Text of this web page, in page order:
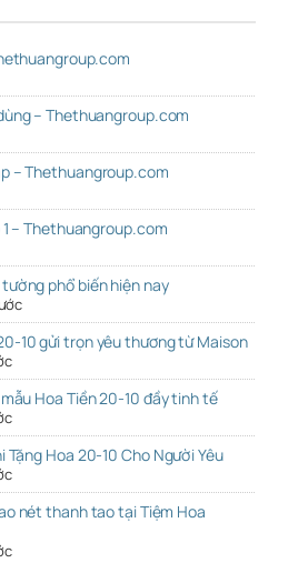
– Thethuangroup.com
– Thethuangroup.com
– Thethuangroup.com
phổ biến hiện nay
10 gửi trọn yêu thương từ Maison
Hoa Tiền 20-10 đầy tinh tế
Hoa 20-10 Cho Người Yêu
nét thanh tao tại Tiệm Hoa